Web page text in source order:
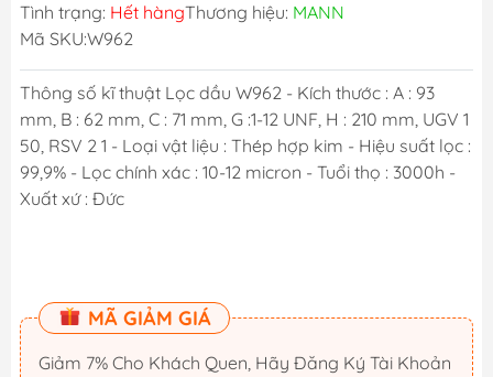
Tình trạng: Hết hàngThương hiệu: MANN
Mã SKU:W962
Thông số kĩ thuật Lọc dầu W962 - Kích thước : A : 93
mm, B : 62 mm, C : 71 mm, G :1-12 UNF, H : 210 mm, UGV 1
50, RSV 2 1 - Loại vật liệu : Thép hợp kim - Hiệu suất lọc :
99,9% - Lọc chính xác : 10-12 micron - Tuổi thọ : 3000h -
Xuất xứ : Đức
MÃ GIẢM GIÁ
Giảm 7% Cho Khách Quen, Hãy Đăng Ký Tài Khoản